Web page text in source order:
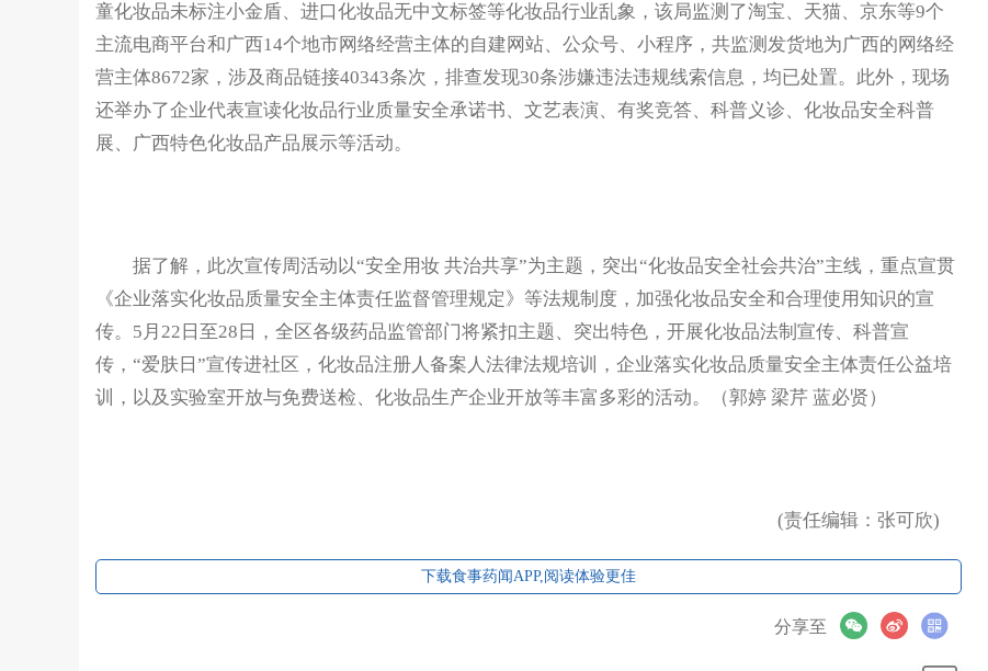
童化妆品未标注小金盾、进口化妆品无中文标签等化妆品行业乱象，该局监测了淘宝、天猫、京东等9个
主流电商平台和广西14个地市网络经营主体的自建网站、公众号、小程序，共监测发货地为广西的网络经
营主体8672家，涉及商品链接40343条次，排查发现30条涉嫌违法违规线索信息，均已处置。此外，现场
还举办了企业代表宣读化妆品行业质量安全承诺书、文艺表演、有奖竞答、科普义诊、化妆品安全科普
展、广西特色化妆品产品展示等活动。
据了解，此次宣传周活动以“安全用妆 共治共享”为主题，突出“化妆品安全社会共治”主线，重点宣贯
《企业落实化妆品质量安全主体责任监督管理规定》等法规制度，加强化妆品安全和合理使用知识的宣
传。5月22日至28日，全区各级药品监管部门将紧扣主题、突出特色，开展化妆品法制宣传、科普宣
传，“爱肤日”宣传进社区，化妆品注册人备案人法律法规培训，企业落实化妆品质量安全主体责任公益培
训，以及实验室开放与免费送检、化妆品生产企业开放等丰富多彩的活动。（郭婷 梁芹 蓝必贤）
(责任编辑：张可欣)
下载食事药闻APP,阅读体验更佳
分享至